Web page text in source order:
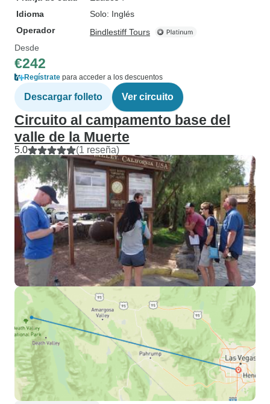
Idioma
Solo: Inglés
Operador
Bindlestiff Tours
Desde
€242
Regístrate para acceder a los descuentos
Descargar folleto Ver circuito
Circuito al campamento base del
valle de la Muerte
5.0 (1 reseña)